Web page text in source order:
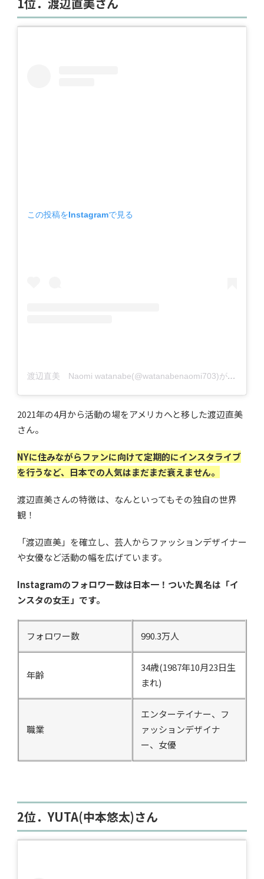
この投稿をInstagramで見る
渡辺直美 Naomi watanabe(@watanabenaomi703)がシェアした投稿
2021年の4月から活動の場をアメリカへと移した渡辺直美
さん。
NYに住みながらファンに向けて定期的にインスタライブ
を行うなど、日本での人気はまだまだ衰えません。
渡辺直美さんの特徴は、なんといってもその独自の世界
観！
「渡辺直美」を確立し、芸人からファッションデザイナー
や女優など活動の幅を広げています。
Instagramのフォロワー数は日本一！ついた異名は「イ
ンスタの女王」です。
フォロワー数 990.3万人
年齢
34歳(1987年10月23日生
まれ)
職業
エンターテイナー、フ
ァッションデザイナ
ー、女優
2位．YUTA(中本悠太)さん